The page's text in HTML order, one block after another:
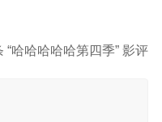
“哈哈哈哈哈第四季” 影评